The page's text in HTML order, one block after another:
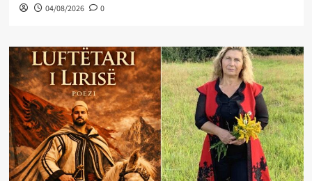
04/08/2026 0